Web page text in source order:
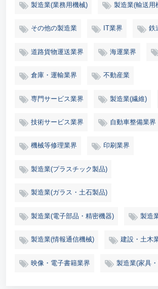
製造業(業務用機械) 製造業(輸送用
その他の製造業 IT業界 鉄
道路貨物運送業界 海運業界
倉庫・運輸業界 不動産業
専門サービス業界 製造業(繊維)
技術サービス業界 自動車整備業界
機械等修理業界 印刷業界
製造業(プラスチック製品)
製造業(ガラス・土石製品)
製造業(電子部品・精密機器) 製造
製造業(情報通信機械) 建設・土木
映像・電子書籍業界 製造業(家具